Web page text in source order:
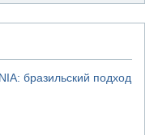
бразильский подход